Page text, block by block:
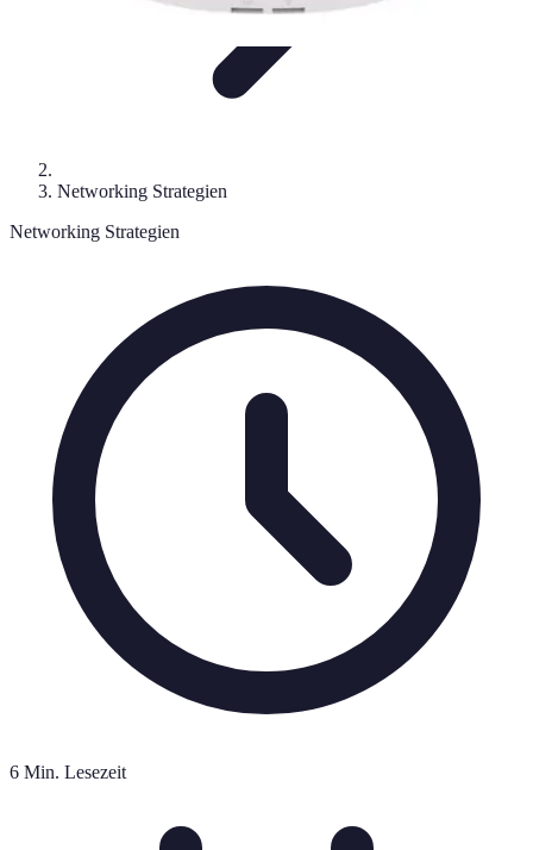
Networking Strategien
Networking Strategien
6 Min. Lesezeit